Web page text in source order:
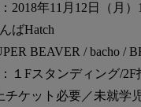
2018年11月12日（月）
ばHatch
BEAVER / bacho /
１Fスタンディング/
ケット必要／未就学